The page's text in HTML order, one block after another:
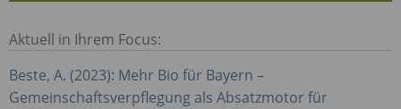
Aktuell in Ihrem Focus:
Beste, A. (2023): Mehr Bio für Bayern –
Gemeinschaftsverpflegung als Absatzmotor für